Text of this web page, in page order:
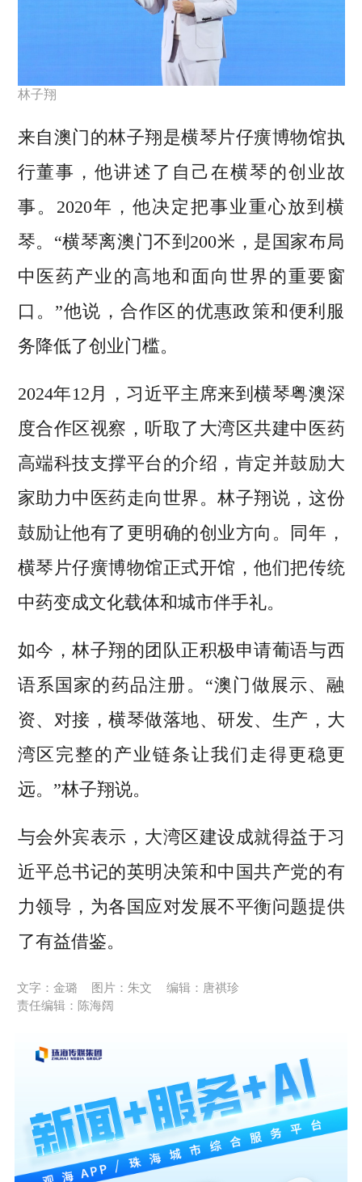
林子翔
来自澳门的林子翔是横琴片仔癀博物馆执
行董事，他讲述了自己在横琴的创业故
事。2020年，他决定把事业重心放到横
琴。“横琴离澳门不到200米，是国家布局
中医药产业的高地和面向世界的重要窗
口。”他说，合作区的优惠政策和便利服
务降低了创业门槛。
2024年12月，习近平主席来到横琴粤澳深
度合作区视察，听取了大湾区共建中医药
高端科技支撑平台的介绍，肯定并鼓励大
家助力中医药走向世界。林子翔说，这份
鼓励让他有了更明确的创业方向。同年，
横琴片仔癀博物馆正式开馆，他们把传统
中药变成文化载体和城市伴手礼。
如今，林子翔的团队正积极申请葡语与西
语系国家的药品注册。“澳门做展示、融
资、对接，横琴做落地、研发、生产，大
湾区完整的产业链条让我们走得更稳更
远。”林子翔说。
与会外宾表示，大湾区建设成就得益于习
近平总书记的英明决策和中国共产党的有
力领导，为各国应对发展不平衡问题提供
了有益借鉴。
文字：金璐 图片：朱文
编辑：唐祺珍
责任编辑：陈海阔